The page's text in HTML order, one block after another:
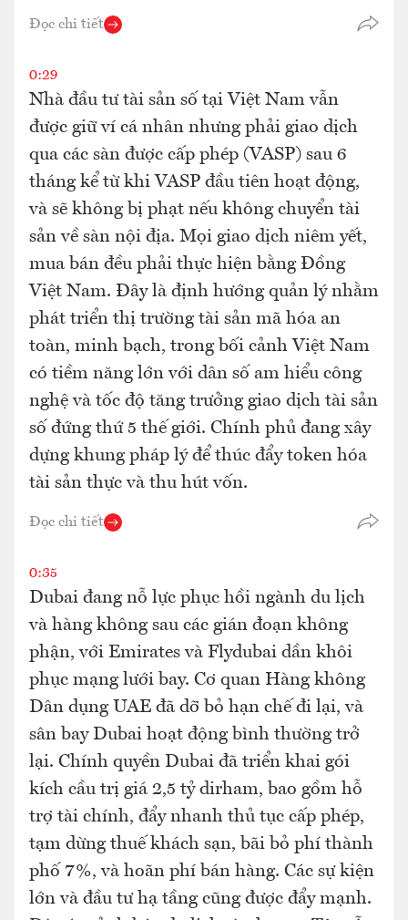
Đọc chi tiết
0:29
Nhà đầu tư tài sản số tại Việt Nam vẫn
được giữ ví cá nhân nhưng phải giao dịch
qua các sàn được cấp phép (VASP) sau 6
tháng kể từ khi VASP đầu tiên hoạt động,
và sẽ không bị phạt nếu không chuyển tài
sản về sàn nội địa. Mọi giao dịch niêm yết,
mua bán đều phải thực hiện bằng Đồng
Việt Nam. Đây là định hướng quản lý nhằm
phát triển thị trường tài sản mã hóa an
toàn, minh bạch, trong bối cảnh Việt Nam
có tiềm năng lớn với dân số am hiểu công
nghệ và tốc độ tăng trưởng giao dịch tài sản
số đứng thứ 5 thế giới. Chính phủ đang xây
dựng khung pháp lý để thúc đẩy token hóa
tài sản thực và thu hút vốn.
Đọc chi tiết
0:35
Dubai đang nỗ lực phục hồi ngành du lịch
và hàng không sau các gián đoạn không
phận, với Emirates và Flydubai dần khôi
phục mạng lưới bay. Cơ quan Hàng không
Dân dụng UAE đã dỡ bỏ hạn chế đi lại, và
sân bay Dubai hoạt động bình thường trở
lại. Chính quyền Dubai đã triển khai gói
kích cầu trị giá 2,5 tỷ dirham, bao gồm hỗ
trợ tài chính, đẩy nhanh thủ tục cấp phép,
tạm dừng thuế khách sạn, bãi bỏ phí thành
phố 7%, và hoãn phí bán hàng. Các sự kiện
lớn và đầu tư hạ tầng cũng được đẩy mạnh.